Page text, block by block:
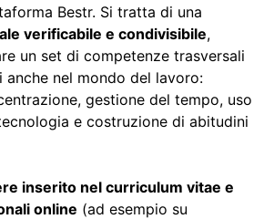
Bestr. Si tratta di una
verificabile e condivisibile,
un set di competenze trasversali
anche nel mondo del lavoro:
gestione del tempo, uso
e costruzione di abitudini
inserito nel curriculum vitae e
online (ad esempio su